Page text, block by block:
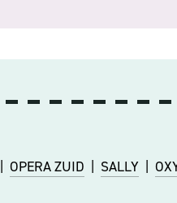
| OPERA ZUID | SALLY |